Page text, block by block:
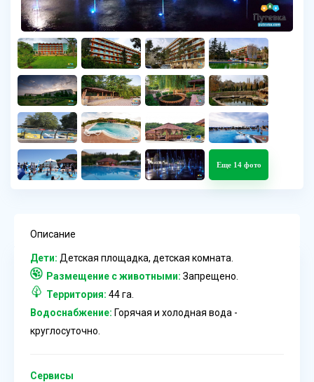
Еще 14 фото
Описание
Дети: Детская площадка, детская комната.
Размещение с животными: Запрещено.
Территория: 44 га.
Водоснабжение: Горячая и холодная вода -
круглосуточно.
Сервисы